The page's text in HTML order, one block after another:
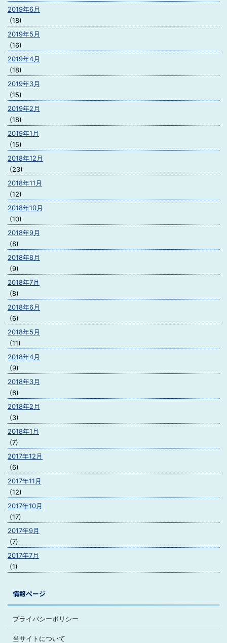
2019年6月
(18)
2019年5月
(16)
2019年4月
(18)
2019年3月
(15)
2019年2月
(18)
2019年1月
(15)
2018年12月
(23)
2018年11月
(12)
2018年10月
(10)
2018年9月
(8)
2018年8月
(9)
2018年7月
(8)
2018年6月
(6)
2018年5月
(11)
2018年4月
(9)
2018年3月
(6)
2018年2月
(3)
2018年1月
(7)
2017年12月
(6)
2017年11月
(12)
2017年10月
(17)
2017年9月
(7)
2017年7月
(1)
情報ページ
プライバシーポリシー
当サイトについて